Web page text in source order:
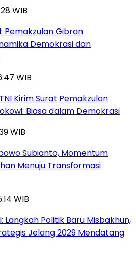
WIB
Pemakzulan Gibran
Demokrasi dan
WIB
Kirim Surat Pemakzulan
Biasa dalam Demokrasi
WIB
Subianto, Momentum
Menuju Transformasi
WIB
Langkah Politik Baru Misbakhun,
Jelang 2029 Mendatang